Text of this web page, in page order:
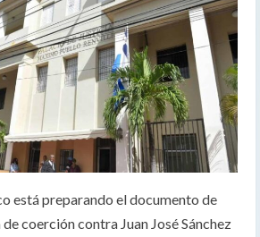
está preparando el documento de
coerción contra Juan José Sánchez